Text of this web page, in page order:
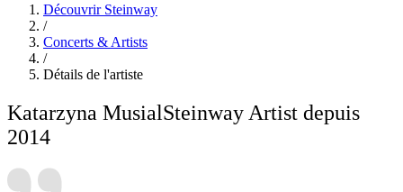
Découvrir Steinway
/
Concerts & Artists
/
Détails de l'artiste
Katarzyna MusialSteinway Artist depuis
2014